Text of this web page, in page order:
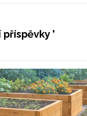
'